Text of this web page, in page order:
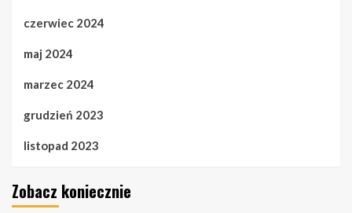
czerwiec 2024
maj 2024
marzec 2024
grudzień 2023
listopad 2023
Zobacz koniecznie